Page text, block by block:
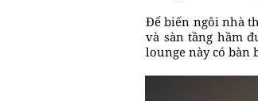
Để biến ngôi nhà
và sàn tầng hầm
lounge này có bàn